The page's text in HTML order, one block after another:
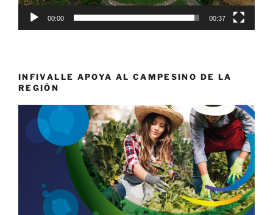
00:00 00:37
INFIVALLE APOYA AL CAMPESINO DE LA
REGIÓN